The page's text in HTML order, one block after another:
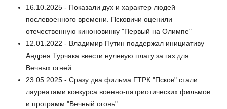
16.10.2025 - Показали дух и характер людей
послевоенного времени. Псковичи оценили
отечественную киноновинку "Первый на Олимпе"
12.01.2022 - Владимир Путин поддержал инициативу
Андрея Турчака ввести нулевую плату за газ для
Вечных огней
23.05.2025 - Сразу два фильма ГТРК "Псков" стали
лауреатами конкурса военно-патриотических фильмов
и программ "Вечный огонь"